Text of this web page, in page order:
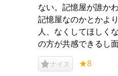
ない。記憶屋が誰か
記憶屋なのかとかよ
人、なくしてほしく
の方が共感できるし
ナイス ★8